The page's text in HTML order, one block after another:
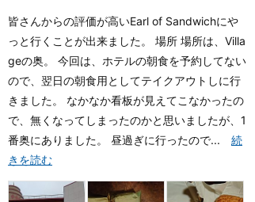
皆さんからの評価が高いEarl of Sandwichにや
っと行くことが出来ました。 場所 場所は、Villa
geの奥。 今回は、ホテルの朝食を予約してない
ので、翌日の朝食用としてテイクアウトしに行
きました。 なかなか看板が見えてこなかったの
で、無くなってしまったのかと思いましたが、1
番奥にありました。 昼過ぎに行ったので... 続
きを読む